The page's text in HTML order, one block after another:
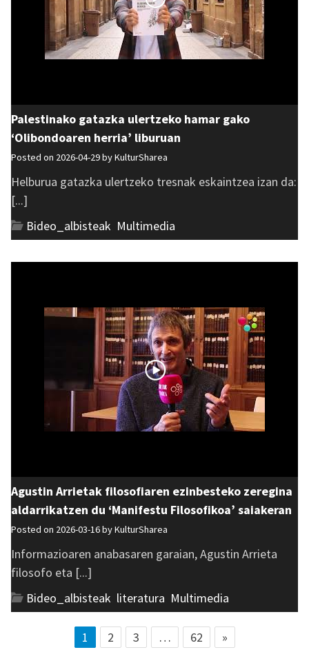
Palestinako gatazka ulertzeko hamar gako
‘Olibondoaren herria’ liburuan
Posted on 2026-04-29 byKulturSharea
Helburua gatazka ulertzeko tresnak eskaintzea izan da:
[...]
Bideo_albisteak Multimedia
Agustin Arrietak filosofiaren ezinbesteko zeregina
aldarrikatzen du ‘Manifestu Filosofikoa’ saiakeran
Posted on 2026-03-16 byKulturSharea
Informazioaren anabasaren garaian, Agustin Arrieta
filosofo eta [...]
Bideo_albisteak literatura Multimedia
1 2 3 … 62
»